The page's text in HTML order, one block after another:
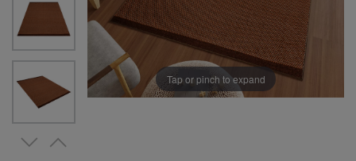
Tap or pinch to expand